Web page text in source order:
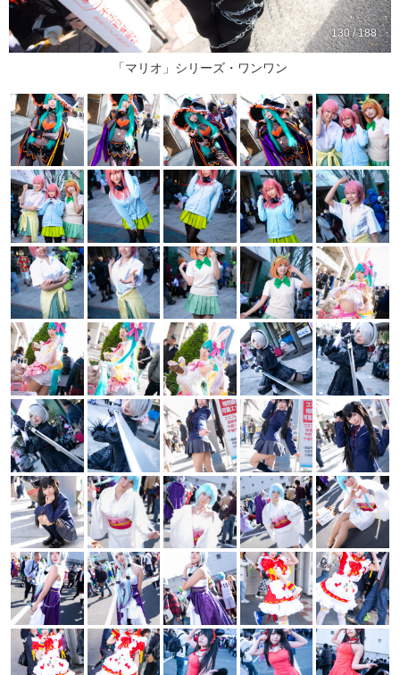
130 / 188
「マリオ」シリーズ・ワンワン